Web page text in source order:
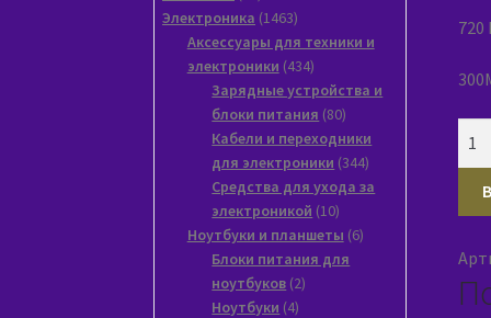
720
товара
Электроника 14631463
товара
Аксессуары для техники и
электроники 434434
товара
Зарядные устройства и
блоки питания 8080
товаров
Кабели и переходники
для электроники 344344
товара
Средства для ухода за
электроникой 1010
товаров
Ноутбуки и планшеты 66
Блоки питания для
ноутбуков 22
Ноутбуки 44